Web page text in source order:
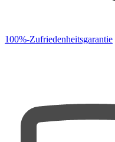
100%-Zufriedenheitsgarantie